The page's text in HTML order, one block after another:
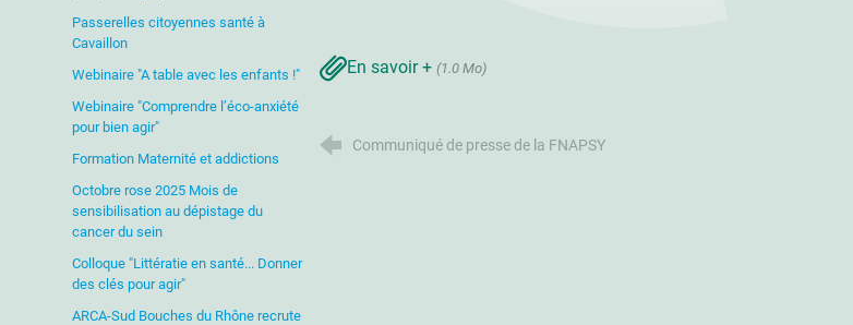
Passerelles citoyennes santé à
Cavaillon
Webinaire "A table avec les enfants !"
Webinaire "Comprendre l’éco-anxiété
pour bien agir"
Formation Maternité et addictions
Octobre rose 2025 Mois de
sensibilisation au dépistage du
cancer du sein
Colloque "Littératie en santé... Donner
des clés pour agir"
ARCA-Sud Bouches du Rhône recrute
En savoir + (1.0 Mo)
Communiqué de presse de la FNAPSY